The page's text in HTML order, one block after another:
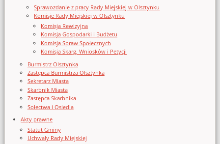
Sprawozdanie z pracy Rady Miejskiej w Olsztynku
Komisje Rady Miejskiej w Olsztynku
Komisja Rewizyjna
Komisja Gospodarki i Budżetu
Komisja Spraw Społecznych
Komisja Skarg, Wniosków i Petycji
Burmistrz Olsztynka
Zastępca Burmistrza Olsztynka
Sekretarz Miasta
Skarbnik Miasta
Zastępca Skarbnika
Sołectwa i Osiedla
Akty prawne
Statut Gminy
Uchwały Rady Miejskiej